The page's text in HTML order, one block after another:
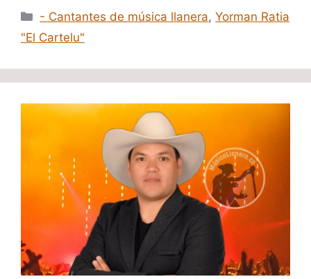
Categorías
- Cantantes de música llanera,Yorman Ratia
"El Cartelu"